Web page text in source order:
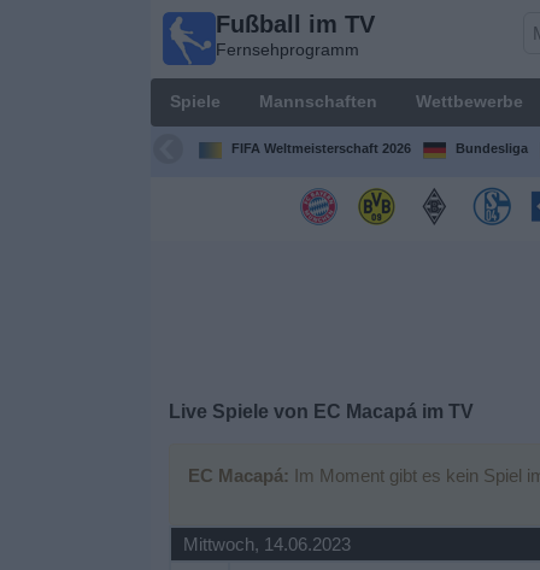
Fußball im TV
Fernsehprogramm
Spiele Mannschaften Wettbewerbe
FIFA Weltmeisterschaft 2026 Bundesliga
Live Spiele von EC Macapá im TV
EC Macapá: Im Moment gibt es kein Spiel
Mittwoch, 14.06.2023
Fußball im
Fernsehprogramm